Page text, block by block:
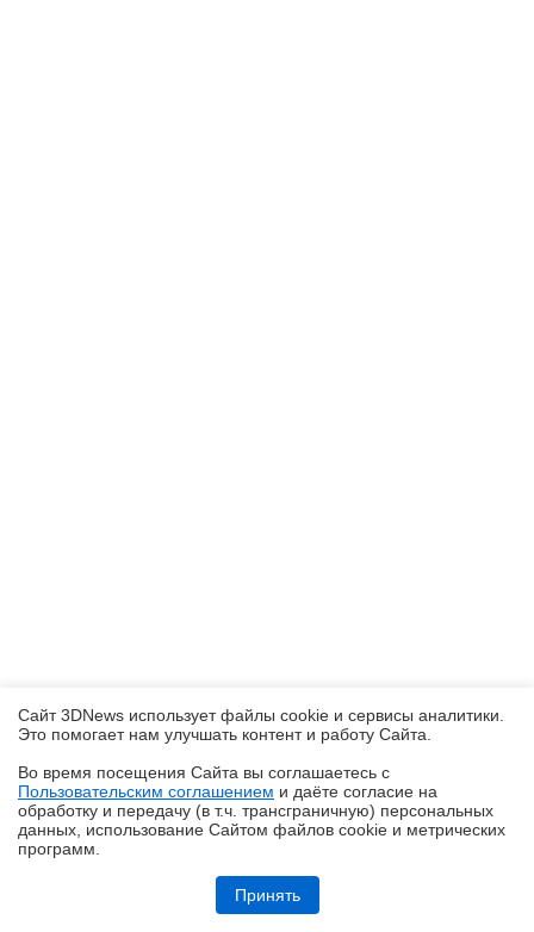
Ryzen и двухранговая DDR5: проверяем комплект G.Skill Trident Z5
Сайт 3DNews использует файлы cookie и сервисы аналитики.
Это помогает нам улучшать контент и работу Cайта.
Во время посещения Cайта вы соглашаетесь с
Пользовательским соглашением и даёте согласие на
обработку и передачу (в т.ч. трансграничную) персональных
данных, использование Cайтом файлов cookie и метрических
программ.
Принять